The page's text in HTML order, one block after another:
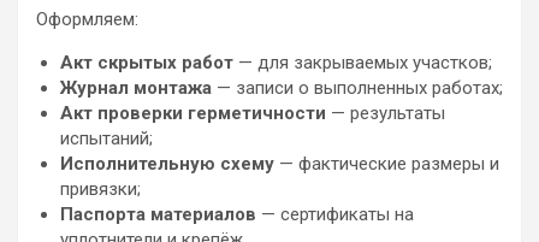
Оформляем:
Акт скрытых работ — для закрываемых участков;
Журнал монтажа — записи о выполненных работах;
Акт проверки герметичности — результаты
испытаний;
Исполнительную схему — фактические размеры и
привязки;
Паспорта материалов — сертификаты на